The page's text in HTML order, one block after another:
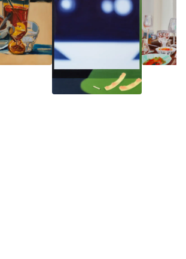
과 투명
밤으로
있는 식